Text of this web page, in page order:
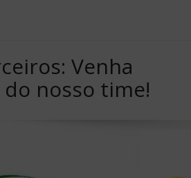
Venha
nosso time!